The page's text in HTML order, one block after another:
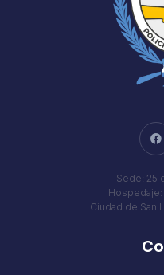
Sede: 25
Hospedaje:
Ciudad de San